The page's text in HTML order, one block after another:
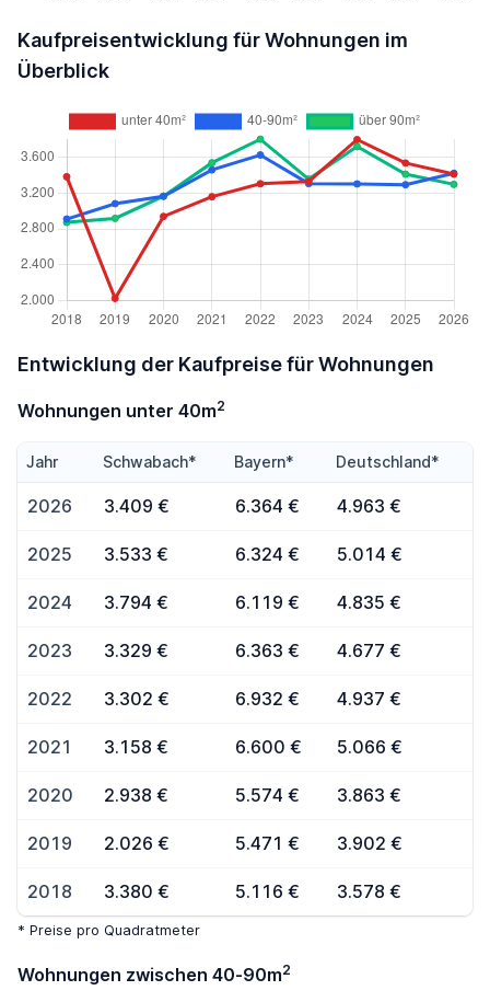
Kaufpreisentwicklung für Wohnungen im
Überblick
Entwicklung der Kaufpreise für Wohnungen
Wohnungen unter 40m2
Jahr Schwabach* Bayern* Deutschland*
2026 3.409 € 6.364 € 4.963 €
2025 3.533 € 6.324 € 5.014 €
2024 3.794 € 6.119 € 4.835 €
2023 3.329 € 6.363 € 4.677 €
2022 3.302 € 6.932 € 4.937 €
2021 3.158 € 6.600 € 5.066 €
2020 2.938 € 5.574 € 3.863 €
2019 2.026 € 5.471 € 3.902 €
2018 3.380 € 5.116 € 3.578 €
* Preise pro Quadratmeter
Wohnungen zwischen 40-90m2